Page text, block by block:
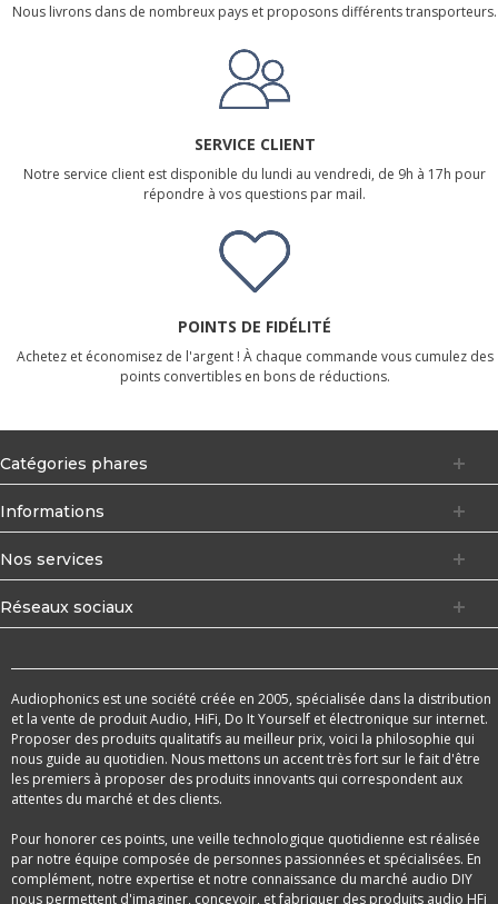
Nous livrons dans de nombreux pays et proposons différents transporteurs.
SERVICE CLIENT
Notre service client est disponible du lundi au vendredi, de 9h à 17h pour
répondre à vos questions par mail.
POINTS DE FIDÉLITÉ
Achetez et économisez de l'argent ! À chaque commande vous cumulez des
points convertibles en bons de réductions.
Catégories phares
Informations
Nos services
Réseaux sociaux
Audiophonics est une société créée en 2005, spécialisée dans la distribution
et la vente de produit Audio, HiFi, Do It Yourself et électronique sur internet.
Proposer des produits qualitatifs au meilleur prix, voici la philosophie qui
nous guide au quotidien. Nous mettons un accent très fort sur le fait d'être
les premiers à proposer des produits innovants qui correspondent aux
attentes du marché et des clients.
Pour honorer ces points, une veille technologique quotidienne est réalisée
par notre équipe composée de personnes passionnées et spécialisées. En
complément, notre expertise et notre connaissance du marché audio DIY
nous permettent d'imaginer, concevoir, et fabriquer des produits audio HFi